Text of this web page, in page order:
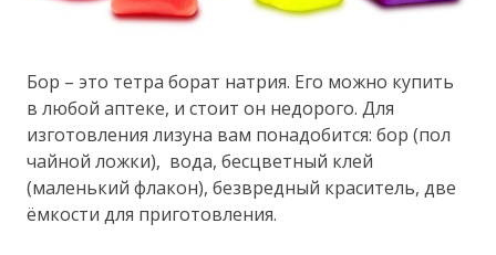
Бор – это тетра борат натрия. Его можно купить
в любой аптеке, и стоит он недорого. Для
изготовления лизуна вам понадобится: бор (пол
чайной ложки), вода, бесцветный клей
(маленький флакон), безвредный краситель, две
ёмкости для приготовления.